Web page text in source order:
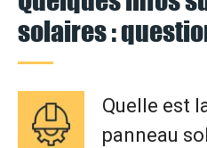
solaires :
Quelle est
panneau